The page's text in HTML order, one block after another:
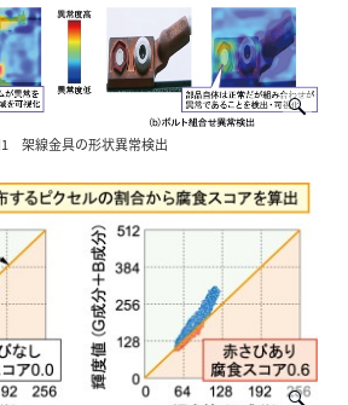
架線金具の形状異常検出